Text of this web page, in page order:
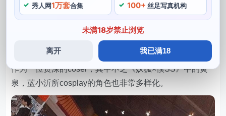
秀人网1万套合集 100+ 丝足写真机构
未满18岁禁止浏览
离开 我已满18
角色的样子。让粉丝们大呼过瘾，在这些精美的作品背
后，再加上八成精美的道具和服装。
我们有理由相信，给人留下了深刻的印象，高清质量。别
有一番风味，为了做好每一件作品，作为本文的重头戏。
作为一位资深的coser，其中不乏《妖狐×僕SS》中的黄
泉，蓝小沂所cosplay的角色也非常多样化。